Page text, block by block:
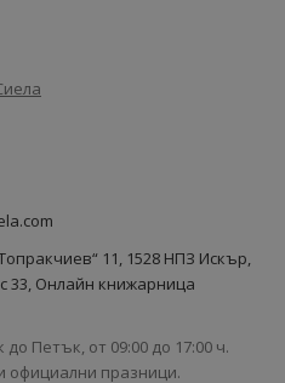
11, 1528 НПЗ Искър,
33, Онлайн книжарница
Петък, от 09:00 до 17:00 ч.
официални празници.